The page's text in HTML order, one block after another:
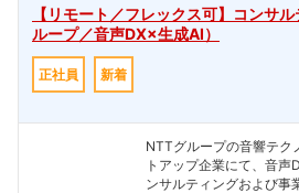
【リモート／フレックス可】コンサ
ループ／音声DX×生成AI）
正社員 新着
NTTグループの音響テク
トアップ企業にて、音声
ンサルティングおよび事